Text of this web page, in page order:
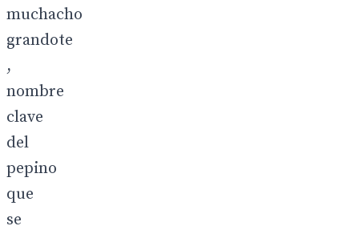
muchacho
grandote
,
nombre
clave
del
pepino
que
se